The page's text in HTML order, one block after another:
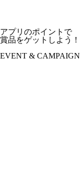
アプリのポイントで
賞品をゲットしよう！
EVENT & CAMPAIGN